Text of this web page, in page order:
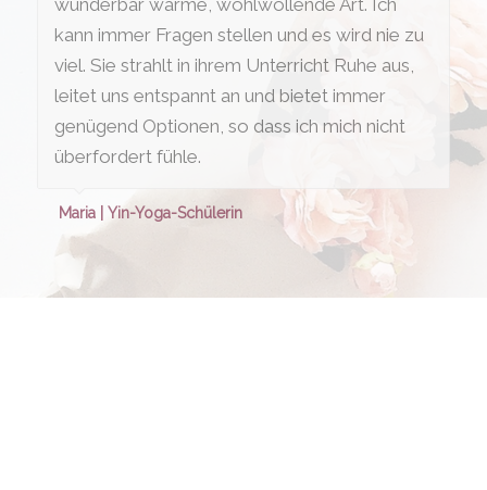
kann immer Fragen stellen und es wird nie zu
viel. Sie strahlt in ihrem Unterricht Ruhe aus,
leitet uns entspannt an und bietet immer
genügend Optionen, so dass ich mich nicht
überfordert fühle.
Maria | Yin-Yoga-Schülerin